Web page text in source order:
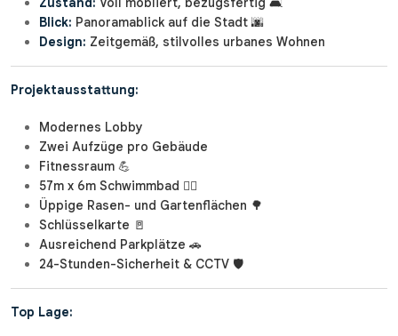
Blick: Panoramablick auf die Stadt 🌆
Design: Zeitgemäß, stilvolles urbanes Wohnen
Projektausstattung:
Modernes Lobby
Zwei Aufzüge pro Gebäude
Fitnessraum 💪
57m x 6m Schwimmbad 🏊‍♂️
Üppige Rasen- und Gartenflächen 🌳
Schlüsselkarte 🚪
Ausreichend Parkplätze 🚗
24-Stunden-Sicherheit & CCTV 🛡️
Top Lage: